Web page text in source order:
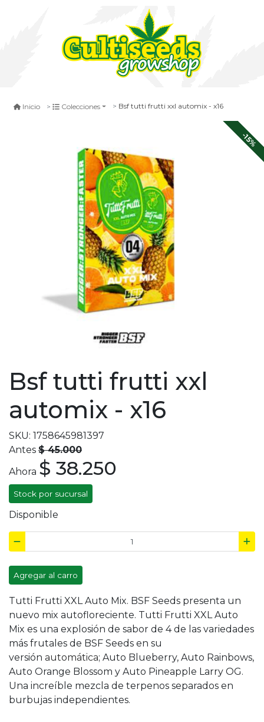
Inicio Colecciones Bsf tutti frutti xxl automix - x16
-15%
Bsf tutti frutti xxl
automix - x16
SKU: 1758645981397
Antes $ 45.000
Ahora $ 38.250
Stock por sucursal
Disponible
Agregar al carro
Tutti Frutti XXL Auto Mix. BSF Seeds presenta un
nuevo mix autofloreciente. Tutti Frutti XXL Auto
Mix es una explosión de sabor de 4 de las variedades
más frutales de BSF Seeds en su
versión automática; Auto Blueberry, Auto Rainbows,
Auto Orange Blossom y Auto Pineapple Larry OG.
Una increíble mezcla de terpenos separados en
burbujas independientes.